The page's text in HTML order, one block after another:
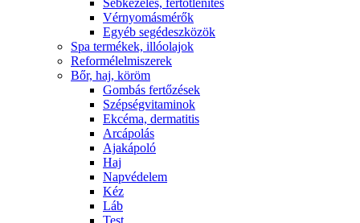
Sebkezelés, fertőtlenítés
Vérnyomásmérők
Egyéb segédeszközök
Spa termékek, illóolajok
Reformélelmiszerek
Bőr, haj, köröm
Gombás fertőzések
Szépségvitaminok
Ekcéma, dermatitis
Arcápolás
Ajakápoló
Haj
Napvédelem
Kéz
Láb
Test